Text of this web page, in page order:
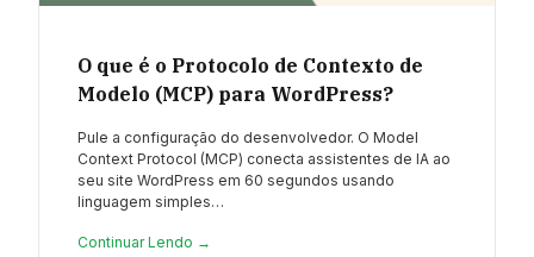
O que é o Protocolo de Contexto de
Modelo (MCP) para WordPress?
Pule a configuração do desenvolvedor. O Model
Context Protocol (MCP) conecta assistentes de IA ao
seu site WordPress em 60 segundos usando
linguagem simples…
Continuar Lendo →